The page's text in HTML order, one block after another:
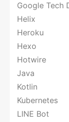
Google Tech
Helix
Heroku
Hexo
Hotwire
Java
Kotlin
Kubernetes
LINE Bot